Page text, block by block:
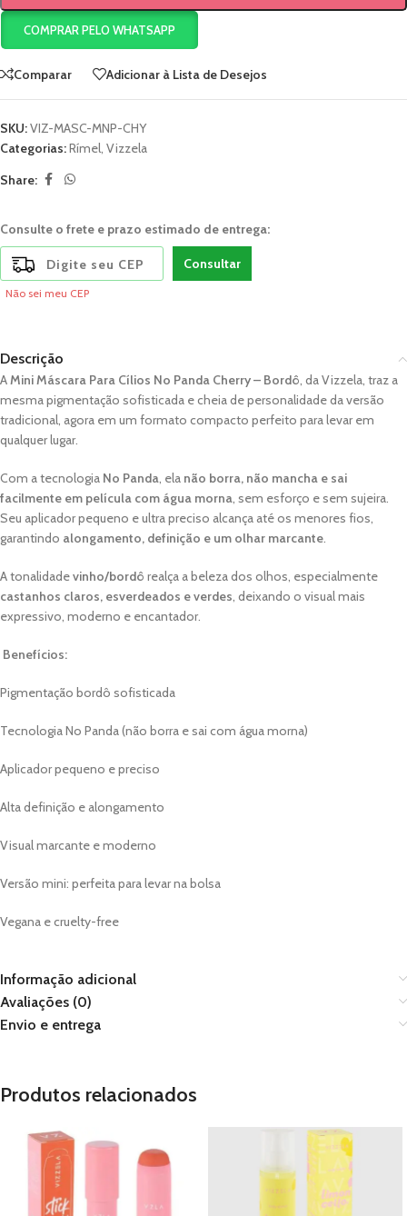
COMPRAR PELO WHATSAPP
Comparar Adicionar à Lista de Desejos
SKU:VIZ-MASC-MNP-CHY
Categorias:Rímel, Vizzela
Share:
Consulte o frete e prazo estimado de entrega:
Consultar
Não sei meu CEP
Descrição
AMini Máscara Para Cílios No Panda Cherry – Bordô, da Vizzela, traz a
mesma pigmentação sofisticada e cheia de personalidade da versão
tradicional, agora em um formato compacto perfeito para levar em
qualquer lugar.
Com a tecnologia No Panda, ela não borra, não mancha e sai
facilmente em película com água morna, sem esforço e sem sujeira.
Seu aplicador pequeno e ultra preciso alcança até os menores fios,
garantindo alongamento, definição e um olhar marcante.
A tonalidadevinho/bordô realça a beleza dos olhos, especialmente
castanhos claros, esverdeados e verdes, deixando o visual mais
expressivo, moderno e encantador.
Benefícios:
Pigmentação bordô sofisticada
Tecnologia No Panda (não borra e sai com água morna)
Aplicador pequeno e preciso
Alta definição e alongamento
Visual marcante e moderno
Versão mini: perfeita para levar na bolsa
Vegana e cruelty-free
Informação adicional
Avaliações (0)
Envio e entrega
Produtos relacionados